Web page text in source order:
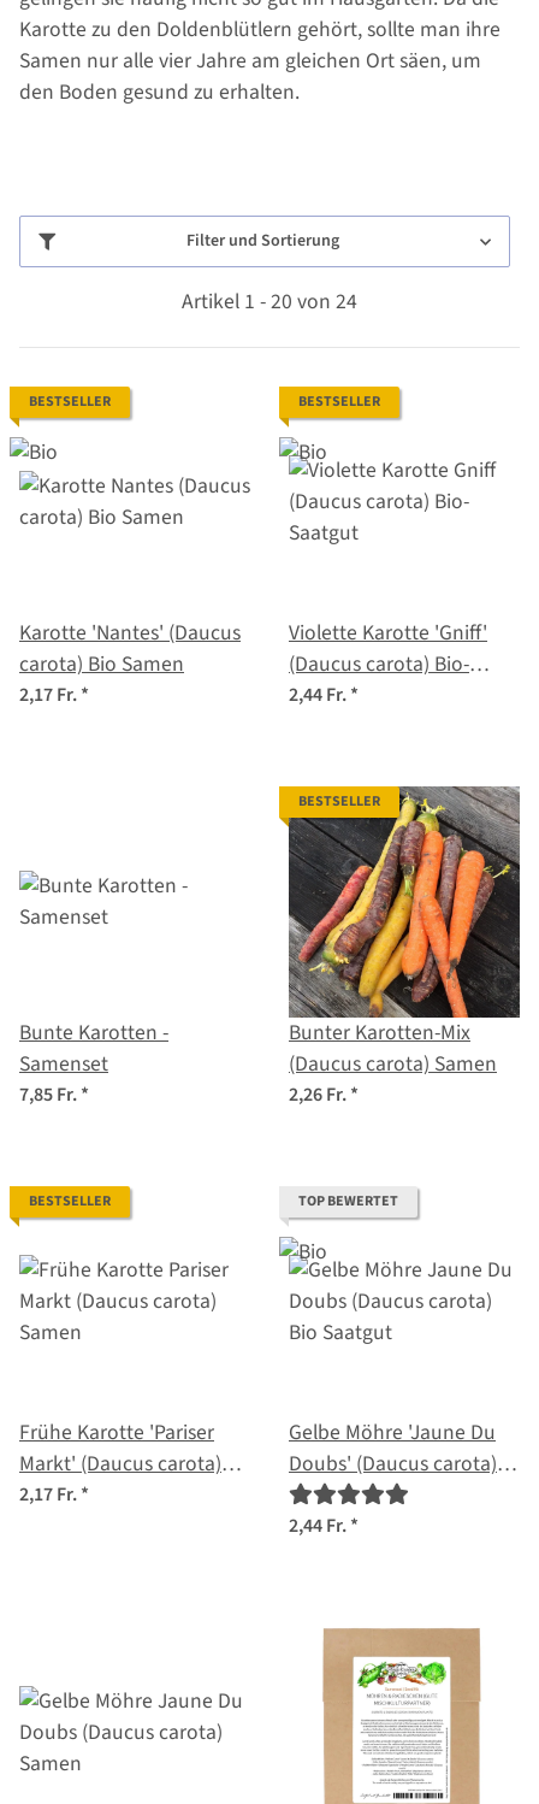
Karotte zu den Doldenblütlern gehört, sollte man ihre
Samen nur alle vier Jahre am gleichen Ort säen, um
den Boden gesund zu erhalten.
Filter und Sortierung
Artikel 1 - 20 von 24
BESTSELLER
Karotte 'Nantes' (Daucus
carota) Bio Samen
2,17 Fr.*
BESTSELLER
Violette Karotte 'Gniff'
(Daucus carota) Bio-
Saatgut
2,44 Fr.*
Bunte Karotten -
Samenset
7,85 Fr.*
BESTSELLER
Bunter Karotten-Mix
(Daucus carota) Samen
2,26 Fr.*
BESTSELLER
Frühe Karotte 'Pariser
Markt' (Daucus carota)
Samen
2,17 Fr.*
TOP BEWERTET
Gelbe Möhre 'Jaune Du
Doubs' (Daucus carota)
Bio Saatgut
2,44 Fr.*